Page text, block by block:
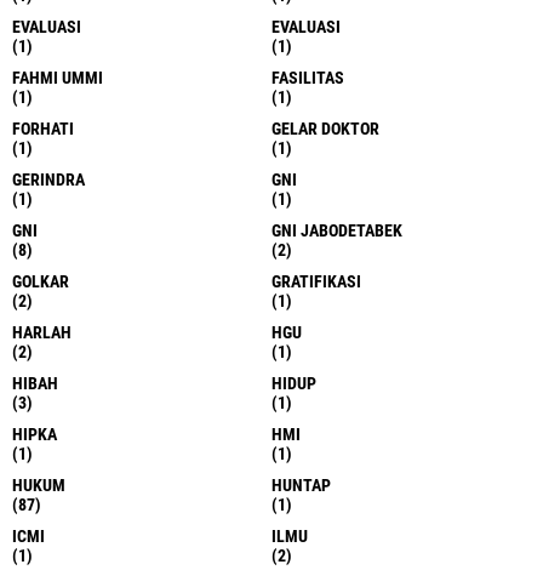
EVALUASI
(1)
EVALUASI
(1)
FAHMI UMMI
(1)
FASILITAS
(1)
FORHATI
(1)
GELAR DOKTOR
(1)
GERINDRA
(1)
GNI
(1)
GNI
(8)
GNI JABODETABEK
(2)
GOLKAR
(2)
GRATIFIKASI
(1)
HARLAH
(2)
HGU
(1)
HIBAH
(3)
HIDUP
(1)
HIPKA
(1)
HMI
(1)
HUKUM
(87)
HUNTAP
(1)
ICMI
(1)
ILMU
(2)